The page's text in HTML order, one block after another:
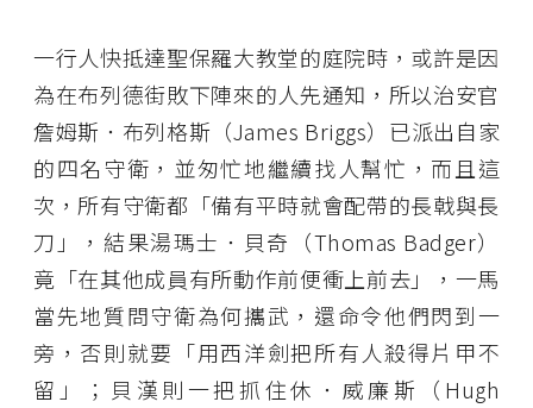
一行人快抵達聖保羅大教堂的庭院時，或許是因
為在布列德街敗下陣來的人先通知，所以治安官
詹姆斯．布列格斯（James Briggs）已派出自家
的四名守衛，並匆忙地繼續找人幫忙，而且這
次，所有守衛都「備有平時就會配帶的長戟與長
刀」，結果湯瑪士．貝奇（Thomas Badger）
竟「在其他成員有所動作前便衝上前去」，一馬
當先地質問守衛為何攜武，還命令他們閃到一
旁，否則就要「用西洋劍把所有人殺得片甲不
留」；貝漢則一把抓住休．威廉斯（Hugh